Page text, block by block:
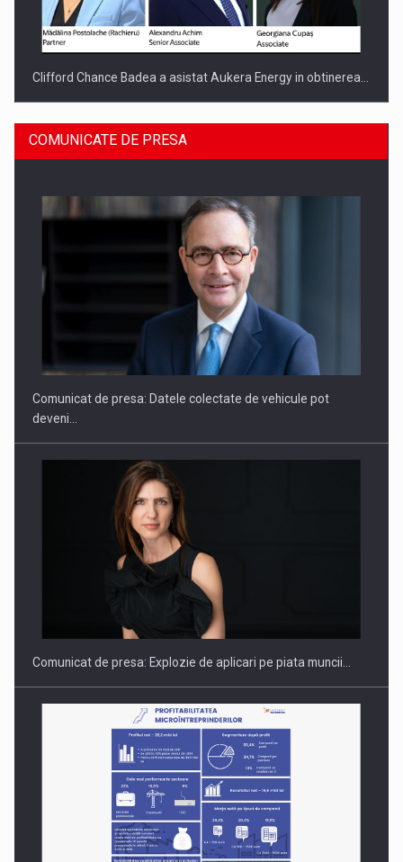
Clifford Chance Badea a asistat Aukera Energy in obtinerea…
SAPTE PERSONALITATI DIN MEDIUL DE AFACERI, ACADEMIC
Hard Enduro Piatra Craiului 2026, fueled by benzinariile RO…
COMUNICATE DE PRESA
Comunicat de presa: Datele colectate de vehicule pot
deveni…
Comunicat de presa: Explozie de aplicari pe piata muncii…